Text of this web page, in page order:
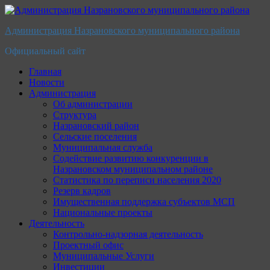
Перейти
содержимому
Администрация Назрановского муниципального района
Официальный сайт
Главная
Новости
Администрация
Об администрации
Структура
Назрановский район
Сельские поселения
Муниципальная служба
Содействие развитию конкуренции в
Назрановском муниципальном районе
Статистика по переписи населения 2020
Резерв кадров
Имущественная поддержка субъектов МСП
Национальные проекты
Деятельность
Контрольно-надзорная деятельность
Проектный офис
Муниципальные Услуги
Инвестиции